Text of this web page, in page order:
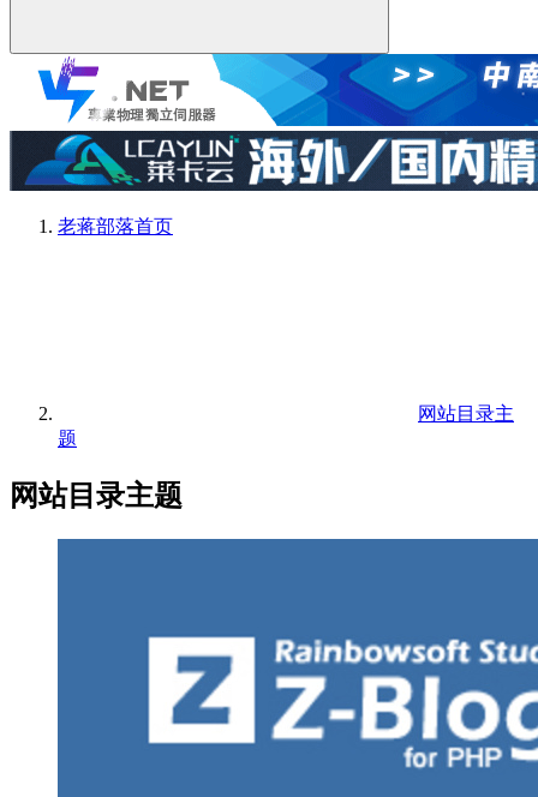
老蒋部落首页
网站目录主
题
网站目录主题